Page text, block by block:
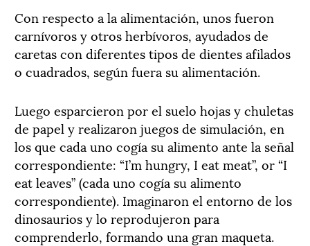
Con respecto a la alimentación, unos fueron
carnívoros y otros herbívoros, ayudados de
caretas con diferentes tipos de dientes afilados
o cuadrados, según fuera su alimentación.
Luego esparcieron por el suelo hojas y chuletas
de papel y realizaron juegos de simulación, en
los que cada uno cogía su alimento ante la señal
correspondiente: “I’m hungry, I eat meat”, or “I
eat leaves” (cada uno cogía su alimento
correspondiente). Imaginaron el entorno de los
dinosaurios y lo reprodujeron para
comprenderlo, formando una gran maqueta.